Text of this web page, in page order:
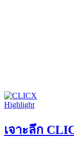
Highlight
เจาะลึก